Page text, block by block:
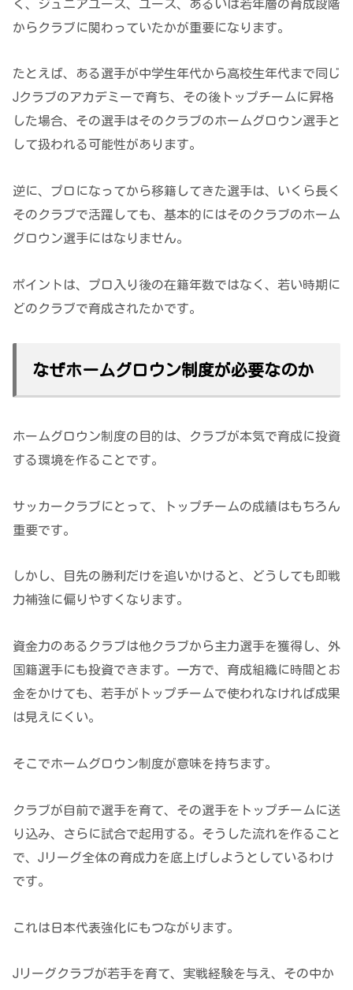
く、ジュニアユース、ユース、あるいは若年層の育成段階
からクラブに関わっていたかが重要になります。
たとえば、ある選手が中学生年代から高校生年代まで同じ
Jクラブのアカデミーで育ち、その後トップチームに昇格
した場合、その選手はそのクラブのホームグロウン選手と
して扱われる可能性があります。
逆に、プロになってから移籍してきた選手は、いくら長く
そのクラブで活躍しても、基本的にはそのクラブのホーム
グロウン選手にはなりません。
ポイントは、プロ入り後の在籍年数ではなく、若い時期に
どのクラブで育成されたかです。
なぜホームグロウン制度が必要なのか
ホームグロウン制度の目的は、クラブが本気で育成に投資
する環境を作ることです。
サッカークラブにとって、トップチームの成績はもちろん
重要です。
しかし、目先の勝利だけを追いかけると、どうしても即戦
力補強に偏りやすくなります。
資金力のあるクラブは他クラブから主力選手を獲得し、外
国籍選手にも投資できます。一方で、育成組織に時間とお
金をかけても、若手がトップチームで使われなければ成果
は見えにくい。
そこでホームグロウン制度が意味を持ちます。
クラブが自前で選手を育て、その選手をトップチームに送
り込み、さらに試合で起用する。そうした流れを作ること
で、Jリーグ全体の育成力を底上げしようとしているわけ
です。
これは日本代表強化にもつながります。
Jリーグクラブが若手を育て、実戦経験を与え、その中か